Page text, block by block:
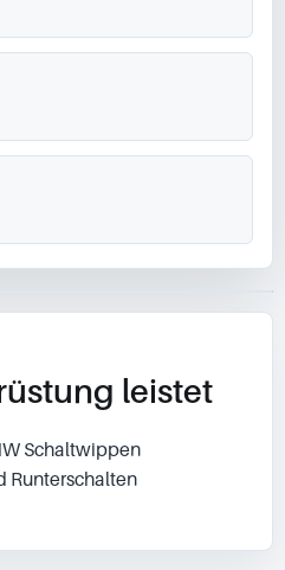
leistet
Schaltwippen
Runterschalten